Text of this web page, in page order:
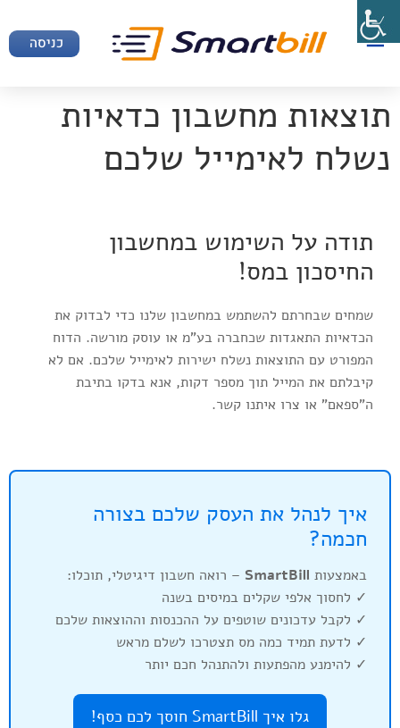
כניסה
תוצאות מחשבון כדאיות
נשלח לאימייל שלכם
תודה על השימוש במחשבון
החיסכון במס!
שמחים שבחרתם להשתמש במחשבון שלנו כדי לבדוק את
הכדאיות התאגדות שכחברה בע"מ או עוסק מורשה. הדוח
המפורט עם התוצאות נשלח ישירות לאימייל שלכם. אם לא
קיבלתם את המייל תוך מספר דקות, אנא בדקו בתיבת
ה"ספאם" או צרו איתנו קשר.
איך לנהל את העסק שלכם בצורה
חכמה?
באמצעות SmartBill – רואה חשבון דיגיטלי, תוכלו:
✓ לחסוך אלפי שקלים במיסים בשנה
✓ לקבל עדכונים שוטפים על ההכנסות וההוצאות שלכם
✓ לדעת תמיד כמה מס תצטרכו לשלם מראש
✓ להימנע מהפתעות ולהתנהל חכם יותר
גלו איך SmartBill חוסך לכם כסף!